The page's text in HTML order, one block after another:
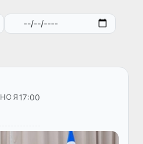
Китай и Россия стали крупнейшими торговыми партнерами Узбекистана в первом полугодии 2026 года
НОЯ17:00